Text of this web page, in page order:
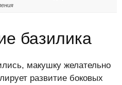
базилика
макушку желательно
развитие боковых